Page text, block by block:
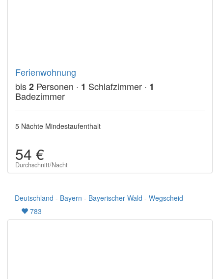
Ferienwohnung
bis2 Personen · 1 Schlafzimmer · 1
Badezimmer
5 Nächte Mindestaufenthalt
54 €
Durchschnitt/Nacht
Deutschland - Bayern - Bayerischer Wald - Wegscheid
783